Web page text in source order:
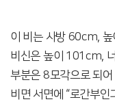
이 비는 사방 60cm,
비신은 높이 101cm,
부분은 8모각으로 되
비면 서면에 “로간부인